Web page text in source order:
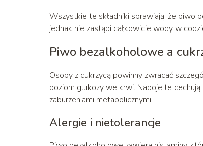
Wszystkie te składniki sprawiają, że piwo
jednak nie zastąpi całkowicie wody w
Piwo bezalkoholowe a
Osoby z cukrzycą powinny zwracać
poziom glukozy we krwi. Napoje te
zaburzeniami metabolicznymi.
Alergie i nietolerancje